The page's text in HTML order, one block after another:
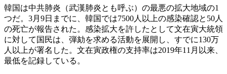
韓国は中共肺炎（武漢肺炎とも呼ぶ）の最悪の拡大地域の1
つだ。3月9日までに、韓国では7500人以上の感染確認と50人
の死亡が報告された。感染拡大を許したとして文在寅大統領
に対して国民は、弾劾を求める活動を展開し、すでに130万
人以上が署名した。文在寅政権の支持率は2019年11月以来、
最低を記録している。